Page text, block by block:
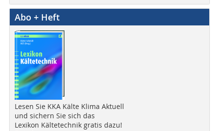
Abo + Heft
Lesen Sie KKA Kälte Klima Aktuell
und sichern Sie sich das
Lexikon Kältetechnik gratis dazu!